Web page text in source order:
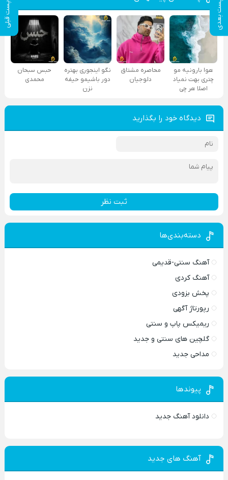
پست بعدی پست قبلی
هوا بارونیه مو
چتری بهت نمیاد
اصلا هر چی
محاصره مشتاق
دلوجیان
نگو اینجوری بهتره
دور باشیمو حیفه
نزن
حبس سبحان
محمدی
دیدگاه خود را بگذارید
ثبت نظر
دسته‌بندی‌ها
آهنگ سنتی-قدیمی
آهنگ کردی
پخش بزودی
رپورتاژ آگهی
ریمیکس پاپ و سنتی
گلچین های سنتی و جدید
مداحی جدید
پیوندها
دانلود آهنگ جدید
آهنگ های جدید